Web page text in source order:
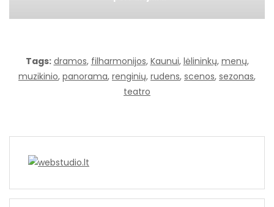
Tags: dramos, filharmonijos, Kaunui, lėlininkų, menų,
muzikinio, panorama, renginių, rudens, scenos, sezonas,
teatro